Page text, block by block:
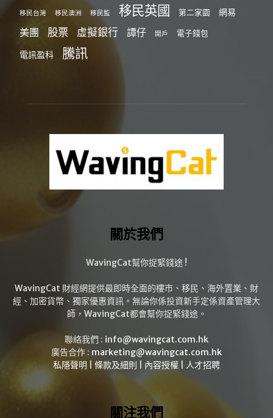
移民台灣 移民澳洲 移民監 移民英國 第二家園 網易
美團 股票 虛擬銀行 譚仔 開戶 電子錢包
電訊盈科 騰訊
關於我們
WavingCat幫你捉緊錢途 !
WavingCat 財經網提供最即時全面的樓市、移民、海外置業、財
經、加密貨幣、獨家優惠資訊。無論你係投資新手定係資產管理大
師，WavingCat都會幫你捉緊錢途。
聯絡我們 : info@wavingcat.com.hk
廣告合作 : marketing@wavingcat.com.hk
私隱聲明
條款及細則 內容授權 人才招聘
關注我們